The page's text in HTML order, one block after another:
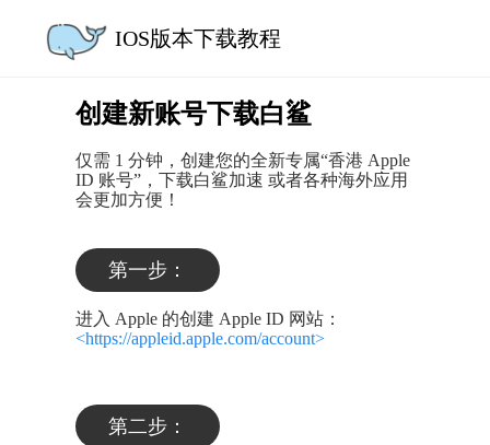
IOS版本下载教程
创建新账号下载白鲨
仅需 1 分钟，创建您的全新专属“香港 Apple
ID 账号”，下载白鲨加速 或者各种海外应用
会更加方便！
第一步：
进入 Apple 的创建 Apple ID 网站：
<https://appleid.apple.com/account>
第二步：